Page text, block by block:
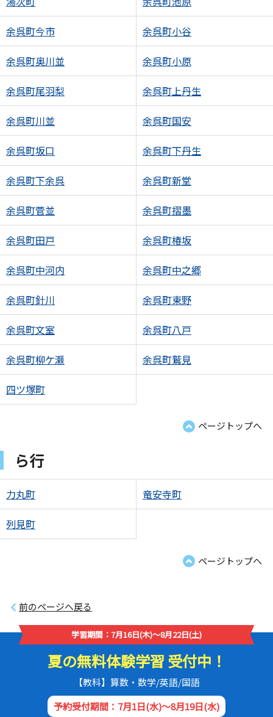
余呉町今市 余呉町小谷
余呉町奥川並 余呉町小原
余呉町尾羽梨 余呉町上丹生
余呉町川並 余呉町国安
余呉町坂口 余呉町下丹生
余呉町下余呉 余呉町新堂
余呉町菅並 余呉町摺墨
余呉町田戸 余呉町椿坂
余呉町中河内 余呉町中之郷
余呉町針川 余呉町東野
余呉町文室 余呉町八戸
余呉町柳ケ瀬 余呉町鷲見
四ツ塚町
ページトップへ
ら行
力丸町 竜安寺町
列見町
ページトップへ
前のページへ戻る
学習期間：7月16日(木)～8月22日(土)
夏の無料体験学習 受付中！
【教科】算数・数学/英語/国語
予約受付期間：7月1日(水)～8月19日(水)